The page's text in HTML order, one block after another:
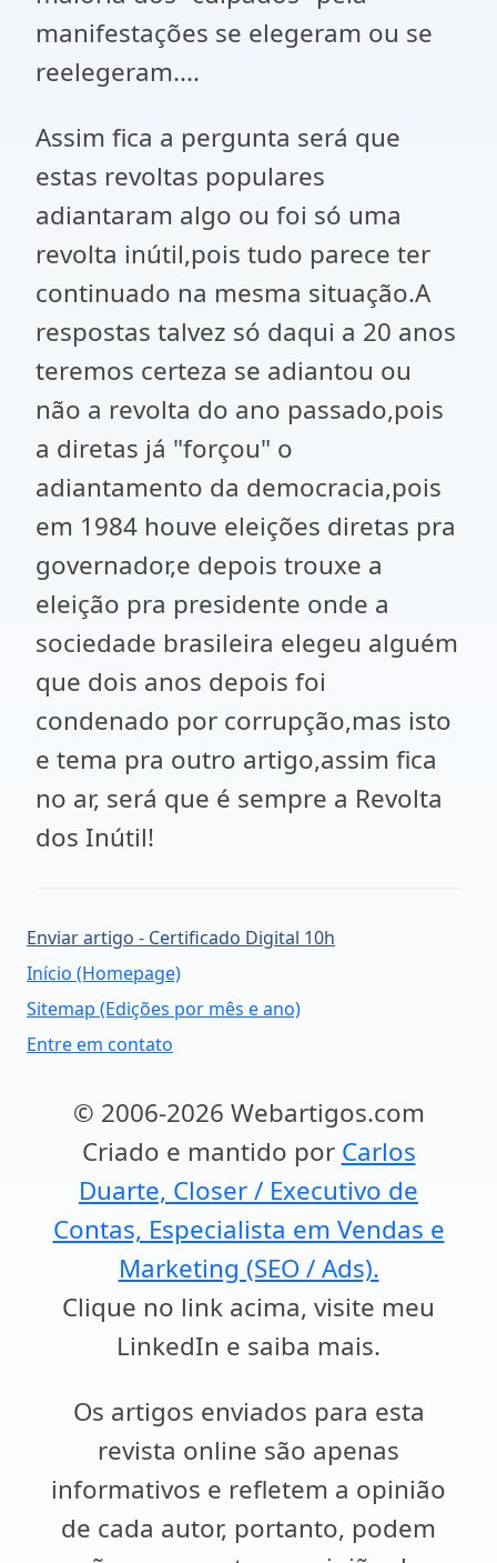
manifestações se elegeram ou se
reelegeram....
Assim fica a pergunta será que
estas revoltas populares
adiantaram algo ou foi só uma
revolta inútil,pois tudo parece ter
continuado na mesma situação.A
respostas talvez só daqui a 20 anos
teremos certeza se adiantou ou
não a revolta do ano passado,pois
a diretas já "forçou" o
adiantamento da democracia,pois
em 1984 houve eleições diretas pra
governador,e depois trouxe a
eleição pra presidente onde a
sociedade brasileira elegeu alguém
que dois anos depois foi
condenado por corrupção,mas isto
e tema pra outro artigo,assim fica
no ar, será que é sempre a Revolta
dos Inútil!
Enviar artigo - Certificado Digital 10h
Início (Homepage)
Sitemap (Edições por mês e ano)
Entre em contato
© 2006-2026 Webartigos.com
Criado e mantido por Carlos
Duarte, Closer / Executivo de
Contas, Especialista em Vendas e
Marketing (SEO / Ads).
Clique no link acima, visite meu
LinkedIn e saiba mais.
Os artigos enviados para esta
revista online são apenas
informativos e refletem a opinião
de cada autor, portanto, podem